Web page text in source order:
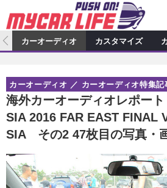
カーオーディオ
プロショップ検索
カーオーディオニュース
その他
カスタマイズ特集記事
カスタマイズニュース
カーグッズ
カーグッズ特集記事
カーグッズニュース
自動車
スクープ
カーオーディオ カスタマイズ
海外カーオーディオレポー
SIA 2016 FAR EAST FINAL
SIA その2 47枚目の写真・
カーオーディオ カーオーディオ特集記